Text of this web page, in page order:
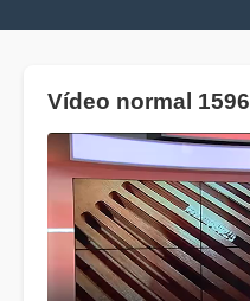
Vídeo normal 1596